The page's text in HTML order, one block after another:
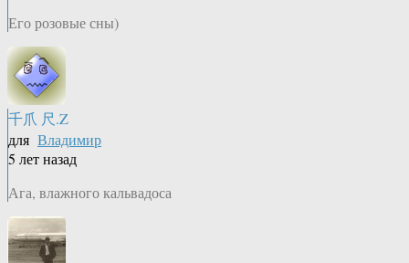
Его розовые сны)
千爪 尺.Z
для Владимир
5 лет назад
Ага, влажного кальвадоса